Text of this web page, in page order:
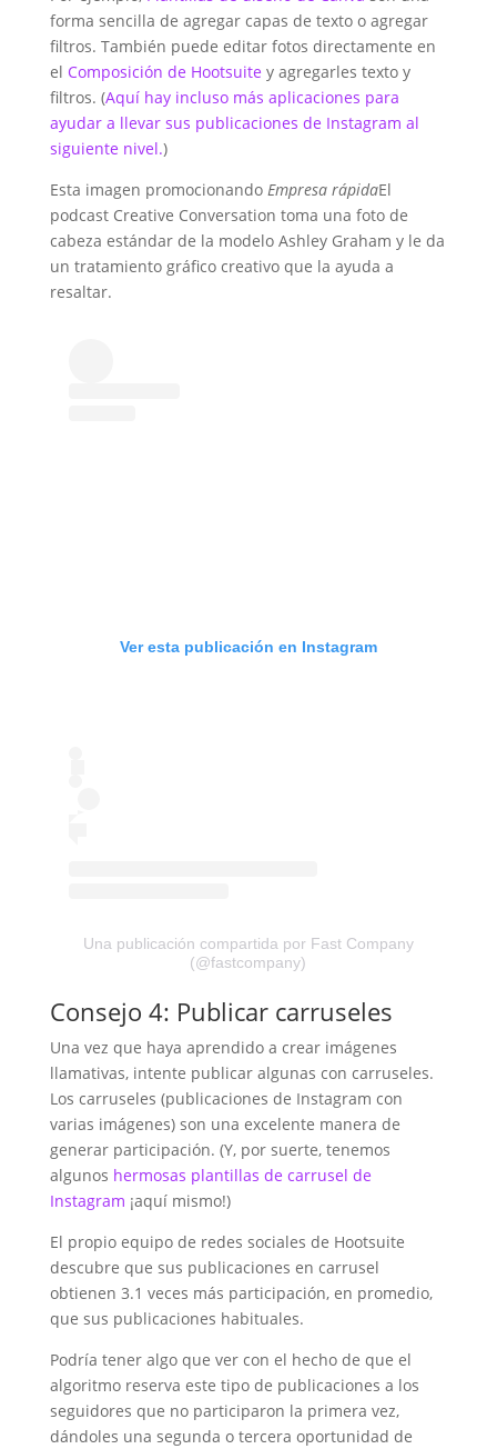
forma sencilla de agregar capas de texto o agregar
filtros. También puede editar fotos directamente en
el Composición de Hootsuite y agregarles texto y
filtros. (Aquí hay incluso más aplicaciones para
ayudar a llevar sus publicaciones de Instagram al
siguiente nivel.)
Esta imagen promocionando Empresa rápidaEl
podcast Creative Conversation toma una foto de
cabeza estándar de la modelo Ashley Graham y le da
un tratamiento gráfico creativo que la ayuda a
resaltar.
Ver esta publicación en Instagram
Una publicación compartida por Fast Company
(@fastcompany)
Consejo 4: Publicar carruseles
Una vez que haya aprendido a crear imágenes
llamativas, intente publicar algunas con carruseles.
Los carruseles (publicaciones de Instagram con
varias imágenes) son una excelente manera de
generar participación. (Y, por suerte, tenemos
algunos hermosas plantillas de carrusel de
Instagram ¡aquí mismo!)
El propio equipo de redes sociales de Hootsuite
descubre que sus publicaciones en carrusel
obtienen 3.1 veces más participación, en promedio,
que sus publicaciones habituales.
Podría tener algo que ver con el hecho de que el
algoritmo reserva este tipo de publicaciones a los
seguidores que no participaron la primera vez,
dándoles una segunda o tercera oportunidad de